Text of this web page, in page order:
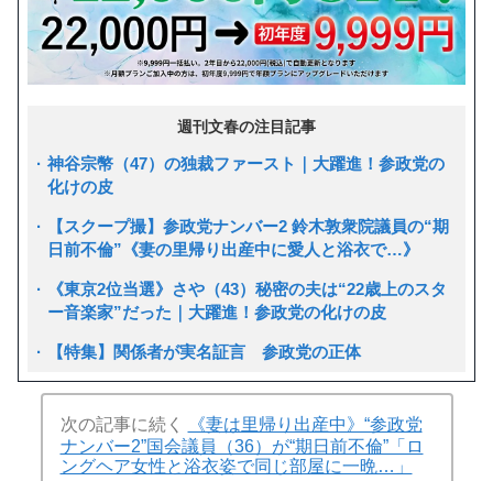
週刊文春の注目記事
神谷宗幣（47）の独裁ファースト｜大躍進！参政党の
化けの皮
【スクープ撮】参政党ナンバー2 鈴木敦衆院議員の“期
日前不倫”《妻の里帰り出産中に愛人と浴衣で…》
《東京2位当選》さや（43）秘密の夫は“22歳上のスタ
ー音楽家”だった｜大躍進！参政党の化けの皮
【特集】関係者が実名証言 参政党の正体
次の記事に続く
《妻は里帰り出産中》“参政党
ナンバー2”国会議員（36）が“期日前不倫”「ロ
ングヘア女性と浴衣姿で同じ部屋に一晩…」